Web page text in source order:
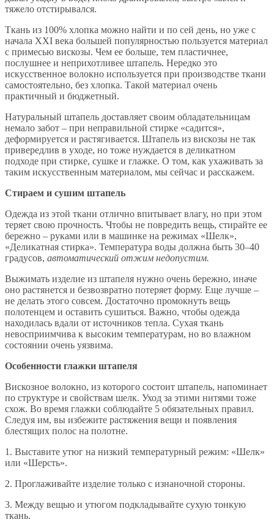
тяжело отстирывался.
Ткань из 100% хлопка можно найти и по сей день, но уже с
начала XXI века большей популярностью пользуется материал
с примесью вискозы. Чем ее больше, тем пластичнее,
послушнее и неприхотливее штапель. Нередко это
искусственное волокно используется при производстве ткани
самостоятельно, без хлопка. Такой материал очень
практичный и бюджетный.
Натуральный штапель доставляет своим обладательницам
немало забот – при неправильной стирке «садится»,
деформируется и растягивается. Штапель из вискозы не так
привередлив в уходе, но тоже нуждается в деликатном
подходе при стирке, сушке и глажке. О том, как ухаживать за
таким искусственным материалом, мы сейчас и расскажем.
Стираем и сушим штапель
Одежда из этой ткани отлично впитывает влагу, но при этом
теряет свою прочность. Чтобы не повредить вещь, стирайте ее
бережно – руками или в машинке на режимах «Шелк»,
«Деликатная стирка». Температура воды должна быть 30–40
градусов, автоматический отжим недопустим.
Выжимать изделие из штапеля нужно очень бережно, иначе
оно растянется и безвозвратно потеряет форму. Еще лучше –
не делать этого совсем. Достаточно промокнуть вещь
полотенцем и оставить сушиться. Важно, чтобы одежда
находилась вдали от источников тепла. Сухая ткань
невосприимчива к высоким температурам, но во влажном
состоянии очень уязвима.
Особенности глажки штапеля
Вискозное волокно, из которого состоит штапель, напоминает
по структуре и свойствам шелк. Уход за этими нитями тоже
схож. Во время глажки соблюдайте 5 обязательных правил.
Следуя им, вы избежите растяжения вещи и появления
блестящих полос на полотне.
1. Выставите утюг на низкий температурный режим: «Шелк»
или «Шерсть».
2. Проглаживайте изделие только с изнаночной стороны.
3. Между вещью и утюгом подкладывайте сухую тонкую
ткань.